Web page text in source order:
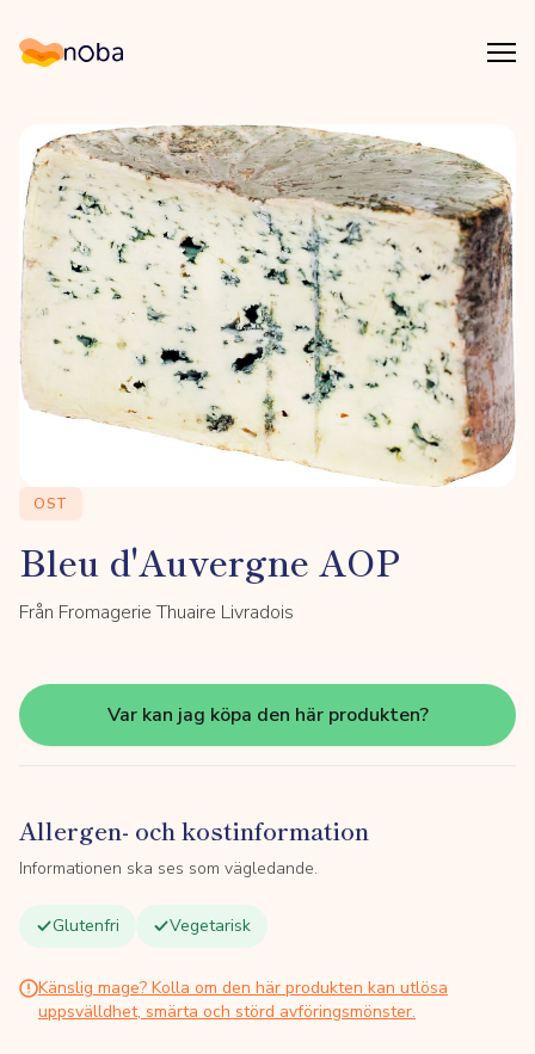
Noba
OST
Bleu d'Auvergne AOP
Från Fromagerie Thuaire Livradois
Var kan jag köpa den här produkten?
Allergen- och kostinformation
Informationen ska ses som vägledande.
Glutenfri Vegetarisk
Känslig mage? Kolla om den här produkten kan utlösa
uppsvälldhet, smärta och störd avföringsmönster.